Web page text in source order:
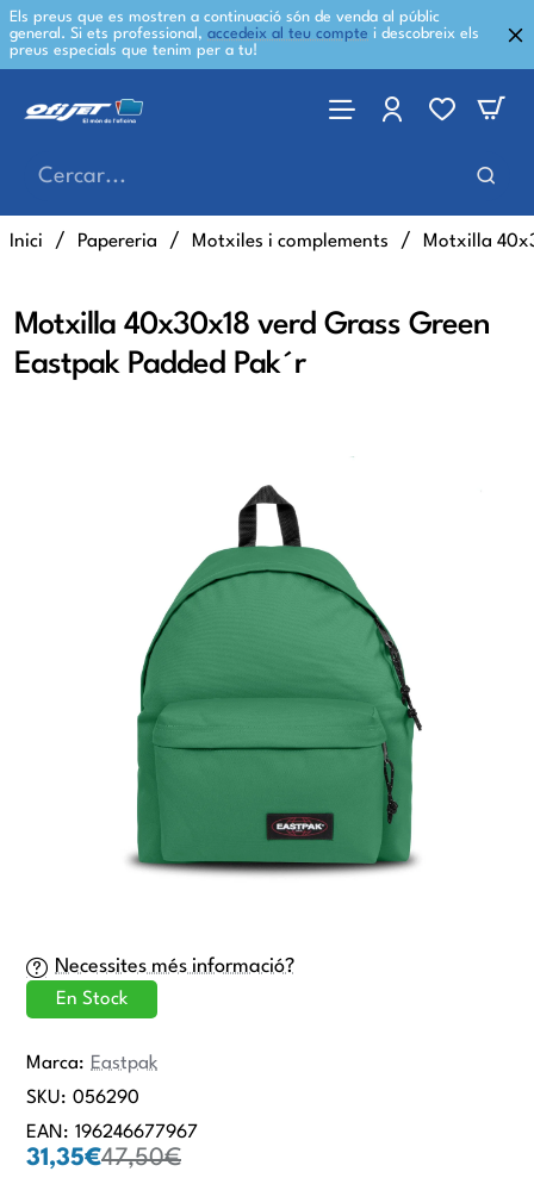
Els preus que es mostren a continuació són de venda al públic
general. Si ets professional, accedeix al teu compte i descobreix els
preus especials que tenim per a tu!
Motxilla 40x30x18 verd Grass Green
Eastpak Padded Pak´r
Inici homePapereria Motxiles i complements Motxilla
Necessites més informació?
31,35€47,50€
En Stock
Marca: Eastpak
SKU: 056290
EAN: 196246677967